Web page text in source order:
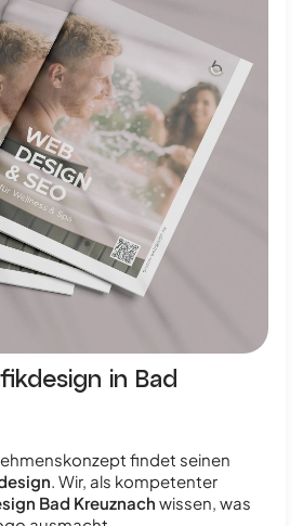
in Bad
findet seinen
. Wir, als kompetenter
Bad Kreuznach wissen, was